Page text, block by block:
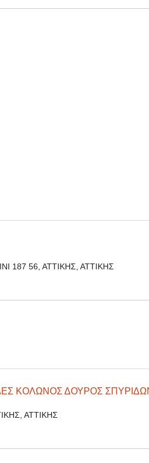
187 56, ΑΤΤΙΚΗΣ, ΑΤΤΙΚΗΣ
ΚΟΛΩΝΟΣ ΔΟΥΡΟΣ
ΑΤΤΙΚΗΣ